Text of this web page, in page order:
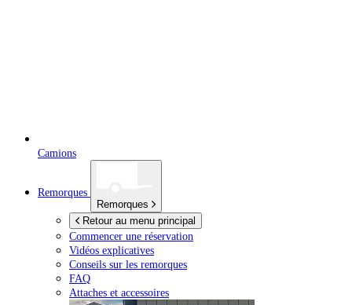
Camions
Remorques
Remorques
Retour au menu principal
Commencer une réservation
Vidéos explicatives
Conseils sur les remorques
FAQ
Attaches et accessoires